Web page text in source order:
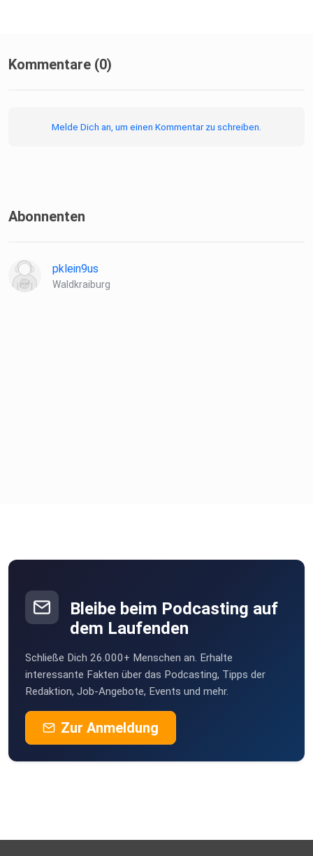
Kommentare (0)
Melde Dich an, um einen Kommentar zu schreiben.
Abonnenten
pklein9us
Waldkraiburg
Bleibe beim Podcasting auf
dem Laufenden
Schließe Dich 26.000+ Menschen an. Erhalte
interessante Fakten über das Podcasting, Tipps der
Redaktion, Job-Angebote, Events und mehr.
Zur Anmeldung